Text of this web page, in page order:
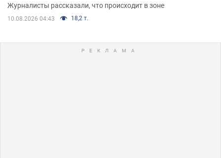
Журналисты рассказали, что происходит в зоне
10.08.2026 04:43 18,2 т.